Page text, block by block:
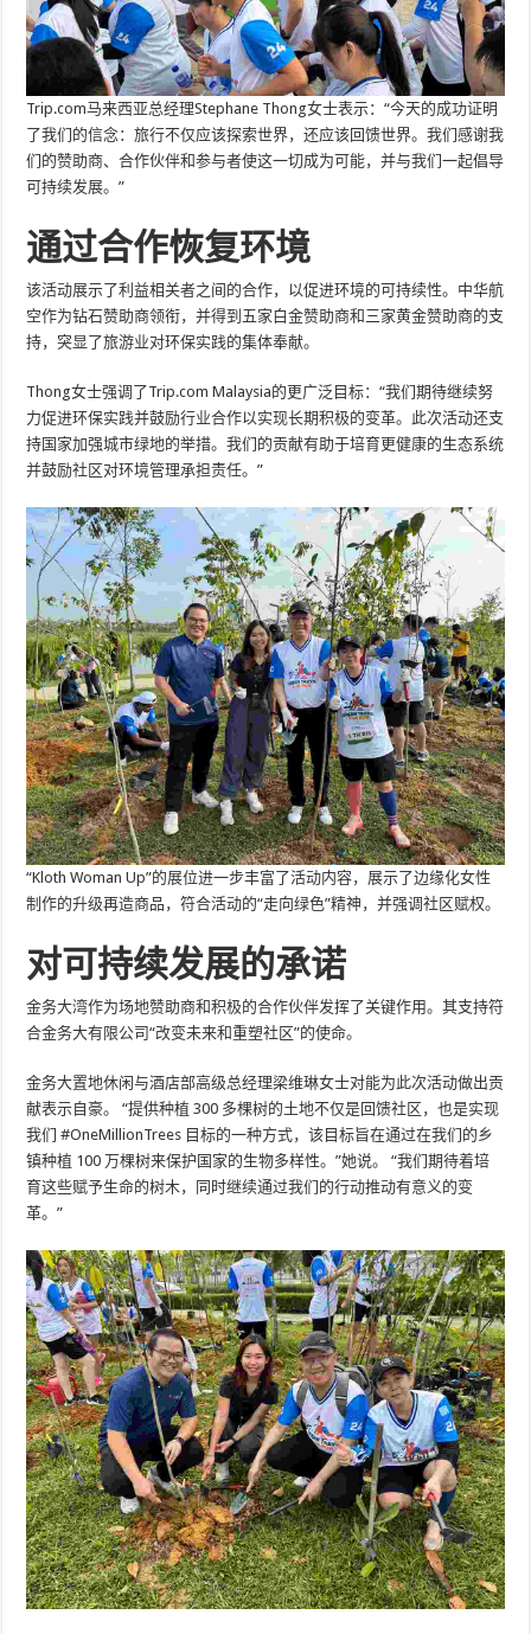
Trip.com马来西亚总经理Stephane Thong女士表示：“今天的成功证明
了我们的信念：旅行不仅应该探索世界，还应该回馈世界。我们感谢我
们的赞助商、合作伙伴和参与者使这一切成为可能，并与我们一起倡导
可持续发展。”
通过合作恢复环境
该活动展示了利益相关者之间的合作，以促进环境的可持续性。中华航
空作为钻石赞助商领衔，并得到五家白金赞助商和三家黄金赞助商的支
持，突显了旅游业对环保实践的集体奉献。
Thong女士强调了Trip.com Malaysia的更广泛目标：“我们期待继续努
力促进环保实践并鼓励行业合作以实现长期积极的变革。此次活动还支
持国家加强城市绿地的举措。我们的贡献有助于培育更健康的生态系统
并鼓励社区对环境管理承担责任。”
“Kloth Woman Up”的展位进一步丰富了活动内容，展示了边缘化女性
制作的升级再造商品，符合活动的“走向绿色”精神，并强调社区赋权。
对可持续发展的承诺
金务大湾作为场地赞助商和积极的合作伙伴发挥了关键作用。其支持符
合金务大有限公司“改变未来和重塑社区”的使命。
金务大置地休闲与酒店部高级总经理梁维琳女士对能为此次活动做出贡
献表示自豪。 “提供种植 300 多棵树的土地不仅是回馈社区，也是实现
我们 #OneMillionTrees 目标的一种方式，该目标旨在通过在我们的乡
镇种植 100 万棵树来保护国家的生物多样性。”她说。 “我们期待着培
育这些赋予生命的树木，同时继续通过我们的行动推动有意义的变
革。”